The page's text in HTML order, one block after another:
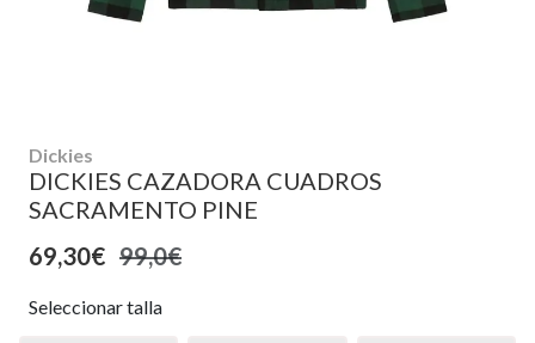
Dickies
DICKIES CAZADORA CUADROS
SACRAMENTO PINE
69,30€ 99,0€
Seleccionar talla